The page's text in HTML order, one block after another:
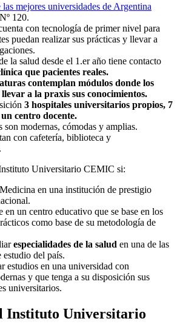
mejores universidades de Argentina
120.
con tecnología de primer nivel para
puedan realizar sus prácticas y llevar a
la salud desde el 1.er año tiene contacto
que pacientes reales.
contemplan módulos donde los
a la praxis sus conocimientos.
3 hospitales universitarios propios, 7
centro docente.
son modernas, cómodas y amplias.
con cafetería, biblioteca y
Universitario CEMIC si:
en una institución de prestigio
en un centro educativo que se base en los
como base de su metodología de
especialidades de la salud en una de las
estudio del país.
estudios en una universidad con
y que tenga a su disposición sus
universitarios.
Instituto Universitario